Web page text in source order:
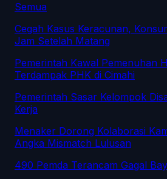
Semua
Cegah Kasus Keracunan,
Jam Setelah Matang
Pemerintah Kawal Pemenuhan
Terdampak PHK di Cimahi
Pemerintah Sasar Kelompok
Kerja
Menaker Dorong Kolaborasi
Angka Mismatch Lulusan
490 Pemda Terancam Gagal